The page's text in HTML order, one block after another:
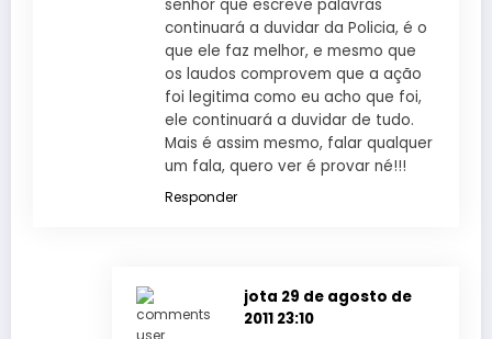
senhor que escreve palavras
continuará a duvidar da Policia, é o
que ele faz melhor, e mesmo que
os laudos comprovem que a ação
foi legitima como eu acho que foi,
ele continuará a duvidar de tudo.
Mais é assim mesmo, falar qualquer
um fala, quero ver é provar né!!!
Responder
jota 29 de agosto de
2011 23:10